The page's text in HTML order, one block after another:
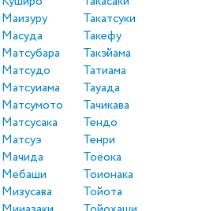
Маизуру
Масуда
Матсубара
Матсудо
Матсуиама
Матсумото
Матсусака
Матсуэ
Мачида
Мебаши
Мизусава
Такатсуки
Такефу
Такэйама
Татиама
Тауада
Тачикава
Тендо
Тенри
Тоёока
Тоионака
Тойота